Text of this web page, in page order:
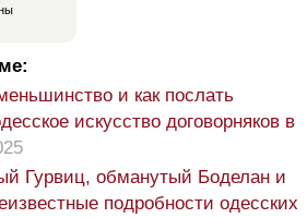
и как послать
искусство договорняков в
Гурвиц, обманутый Боделан и
подробности одесских